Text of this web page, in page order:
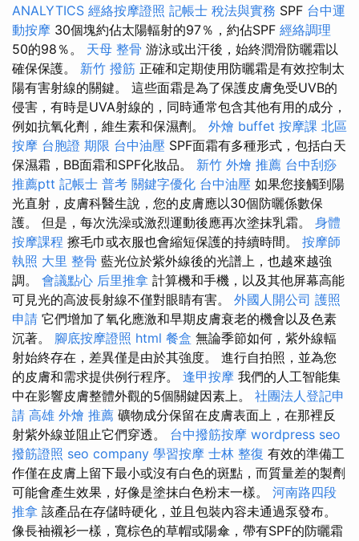
ANALYTICS 經絡按摩證照 記帳士 稅法與實務 SPF 台中運
動按摩 30個塊約佔太陽輻射的97％，約佔SPF 經絡調理
50的98％。 天母 整骨 游泳或出汗後，始終潤滑防曬霜以
確保保護。 新竹 撥筋 正確和定期使用防曬霜是有效控制太
陽有害射線的關鍵。 這些面霜是為了保護皮膚免受UVB的
侵害，有時是UVA射線的，同時通常包含其他有用的成分，
例如抗氧化劑，維生素和保濕劑。 外燴 buffet 按摩課 北區
按摩 台胞證 期限 台中油壓 SPF面霜有多種形式，包括白天
保濕霜，BB面霜和SPF化妝品。 新竹 外燴 推薦 台中刮痧
推薦ptt 記帳士 普考 關鍵字優化 台中油壓 如果您接觸到陽
光直射，皮膚科醫生說，您的皮膚應以30個防曬係數保
護。 但是，每次洗澡或激烈運動後應再次塗抹乳霜。 身體
按摩課程 擦毛巾或衣服也會縮短保護的持續時間。 按摩師
執照 大里 整骨 藍光位於紫外線後的光譜上，也越來越強
調。 會議點心 后里推拿 計算機和手機，以及其他屏幕高能
可見光的高波長射線不僅對眼睛有害。 外國人開公司 護照
申請 它們增加了氧化應激和早期皮膚衰老的機會以及色素
沉著。 腳底按摩證照 html 餐盒 無論季節如何，紫外線輻
射始終存在，差異僅是由於其強度。 進行自拍照，並為您
的皮膚和需求提供例行程序。 逢甲按摩 我們的人工智能集
中在影響皮膚整體外觀的5個關鍵因素上。 社團法人登記申
請 高雄 外燴 推薦 礦物成分保留在皮膚表面上，在那裡反
射紫外線並阻止它們穿透。 台中撥筋按摩 wordpress seo
撥筋證照 seo company 學習按摩 士林 整復 有效的準備工
作僅在皮膚上留下最小或沒有白色的斑點，而質量差的製劑
可能會產生效果，好像是塗抹白色粉末一樣。 河南路四段
推拿 該產品在存儲時硬化，並且包裝內容未通過泵發布。
像長袖襯衫一樣，寬棕色的草帽或陽傘，帶有SPF的防曬霜